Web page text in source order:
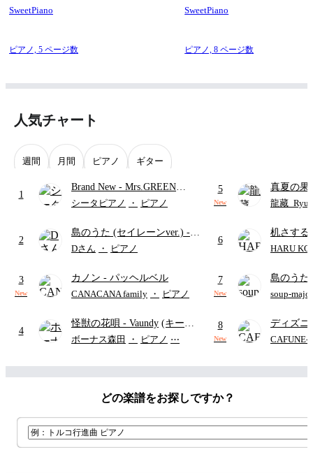
SweetPiano
ピアノ, 5 ページ数
SweetPiano
ピアノ,8 ページ数
人気チャート
週間 月間 ピアノ ギター
1
Brand New - Mrs.GREEN
APPLE
シータピアノ ・ ピアノ
2
島のうた (セイレーンver.) -
セイレーン(CV.鈴木みのり)
ード・ペダル付き/『映画ちい
かわ 人魚の島のひみつ』よ
Dさん ・ ピアノ
3
New
カノン - パッヘルベル
CANACANA family ・ ピアノ
4
怪獣の花唄 - Vaundy (キーボ
ードパート)
ボーナス森田 ・ ピアノ ⋯
5
New
真夏の
ターズ
龍藏
6
机さする
HARU
7
New
島のうた
映画ちい
soup-majo
8
New
ディズ
レー-
ード有)
CAFUNE-
どの楽譜をお探しですか？